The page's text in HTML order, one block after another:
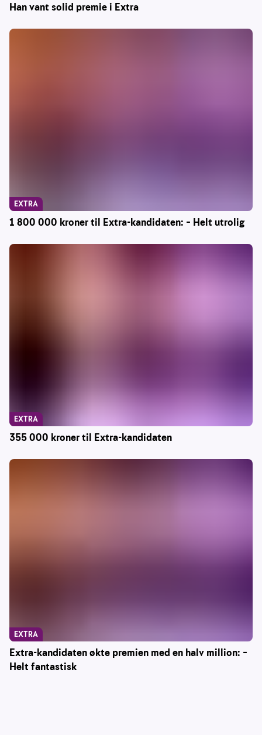
Han vant solid premie i Extra
1 800 000 kroner til Extra-kandidaten: – Helt utrolig
EXTRA
355 000 kroner til Extra-kandidaten
EXTRA
Extra-kandidaten økte premien med en halv million: –
Helt fantastisk
EXTRA